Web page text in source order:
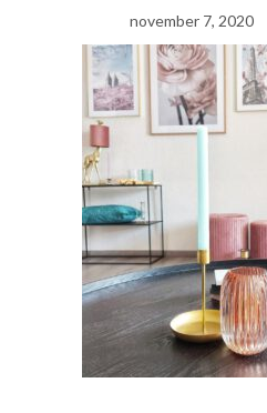
november 7, 2020